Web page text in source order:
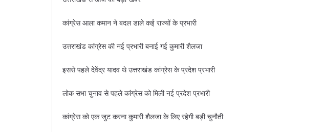
b
o
o
k
A
p
p
st a
m
dI
n
कांग्रेस आला कमान ने बदल डाले कई राज्यों के प्रभारी
उत्तराखंड कांग्रेस की नई प्रभारी बनाई गई कुमारी शैलजा
इससे पहले देवेंद्र यादव थे उत्तराखंड कांग्रेस के प्रदेश प्रभारी
लोक सभा चुनाव से पहले कांग्रेस को मिली नई प्रदेश प्रभारी
कांग्रेस को एक जुट करना कुमारी शैलजा के लिए रहेगी बड़ी चुनौती